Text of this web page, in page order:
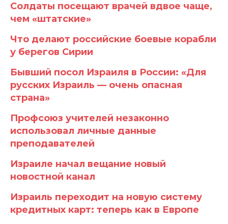
Солдаты посещают врачей вдвое чаще,
чем «штатские»
Что делают российские боевые корабли
у берегов Сирии
Бывший посол Израиля в России: «Для
русских Израиль — очень опасная
страна»
Профсоюз учителей незаконно
использовал личные данные
преподавателей
Израиле начал вещание новый
новостной канал
Израиль переходит на новую систему
кредитных карт: теперь как в Европе